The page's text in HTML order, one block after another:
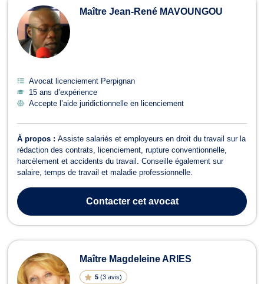
Maître Jean-René MAVOUNGOU
Avocat licenciement Perpignan
15 ans d’expérience
Accepte l’aide juridictionnelle en licenciement
À propos : Assiste salariés et employeurs en droit du travail sur la
rédaction des contrats, licenciement, rupture conventionnelle,
harcèlement et accidents du travail. Conseille également sur
salaire, temps de travail et maladie professionnelle.
Contactercet avocat
Maître Magdeleine ARIES
5 (3 avis)